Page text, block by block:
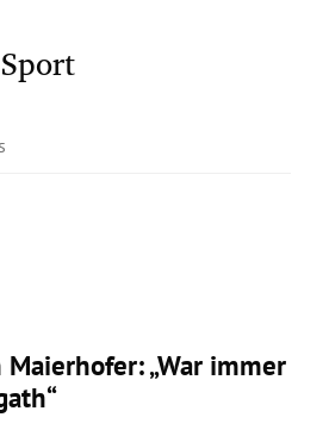
Maierhofer: „War immer